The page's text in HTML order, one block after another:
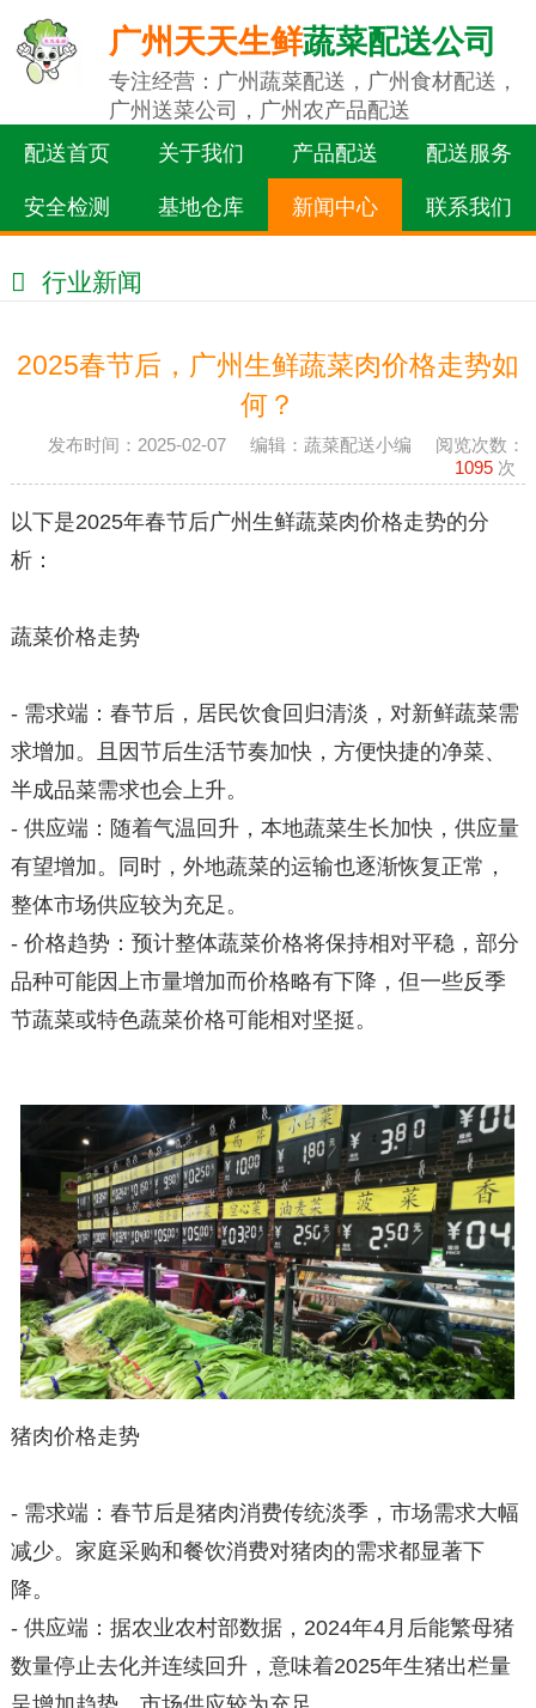
广州天天生鲜蔬菜配送公司
专注经营：广州蔬菜配送，广州食材配送，
广州送菜公司，广州农产品配送
配送首页
关于我们 产品配送 配送服务
安全检测 基地仓库 新闻中心 联系我们
行业新闻
2025春节后，广州生鲜蔬菜肉价格走势如
何？
发布时间：2025-02-07 编辑：蔬菜配送小编 阅览次数：
1095 次
以下是2025年春节后广州生鲜蔬菜肉价格走势的分
析：
蔬菜价格走势
- 需求端：春节后，居民饮食回归清淡，对新鲜蔬菜需
求增加。且因节后生活节奏加快，方便快捷的净菜、
半成品菜需求也会上升。
- 供应端：随着气温回升，本地蔬菜生长加快，供应量
有望增加。同时，外地蔬菜的运输也逐渐恢复正常，
整体市场供应较为充足。
- 价格趋势：预计整体蔬菜价格将保持相对平稳，部分
品种可能因上市量增加而价格略有下降，但一些反季
节蔬菜或特色蔬菜价格可能相对坚挺。
猪肉价格走势
- 需求端：春节后是猪肉消费传统淡季，市场需求大幅
减少。家庭采购和餐饮消费对猪肉的需求都显著下
降。
- 供应端：据农业农村部数据，2024年4月后能繁母猪
数量停止去化并连续回升，意味着2025年生猪出栏量